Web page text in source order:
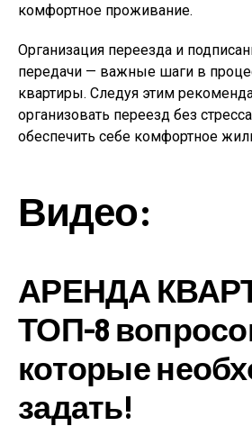
комфортное проживание.
Организация переезда и
передачи — важные шаги в
квартиры. Следуя этим
организовать переезд без
обеспечить себе комфортное
Видео:
АРЕНДА
ТОП-8
которые
задать!